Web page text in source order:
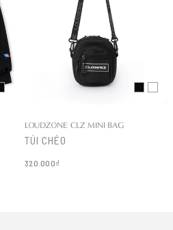
LOUDZONE CLZ MINI BAG
TÚI CHÉO
320.000₫